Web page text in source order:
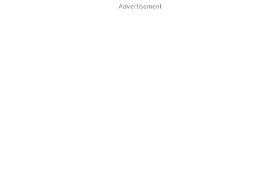
Advertisement